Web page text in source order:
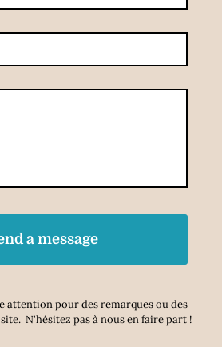
attention pour des remarques ou des
N'hésitez pas à nous en faire part !